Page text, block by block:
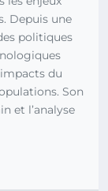
Depuis une
politiques
du
Son
et l’analyse